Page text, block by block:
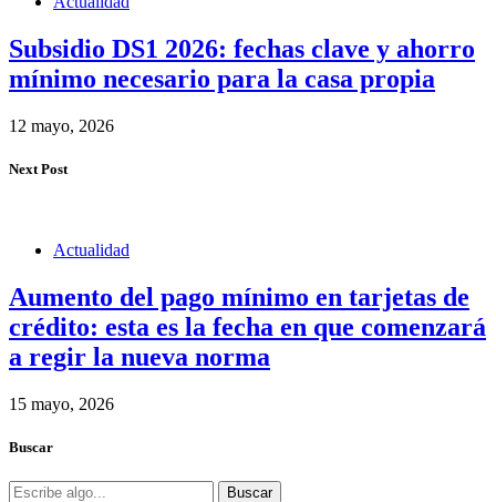
Subsidio DS1 2026: fechas clave y ahorro
mínimo necesario para la casa propia
12 mayo, 2026
Next Post
Actualidad
Aumento del pago mínimo en tarjetas de
crédito: esta es la fecha en que comenzará
a regir la nueva norma
15 mayo, 2026
Buscar
Buscar